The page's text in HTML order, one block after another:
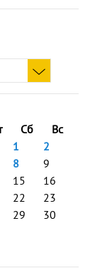
Сб
Вс
1
2
8
9
15
16
22
23
29
30